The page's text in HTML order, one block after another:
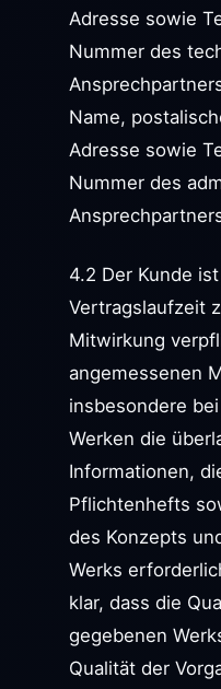
Adresse sowie
Nummer des
Name,
Adresse sowie
Nummer des
4.2 Der Kunde
Vertragslaufzeit
Mitwirkung
angemessenen
insbesondere
Werken die
Informationen,
Pflichtenhefts
des Konzepts
Werks
klar, dass die
gegebenen
Qualität der